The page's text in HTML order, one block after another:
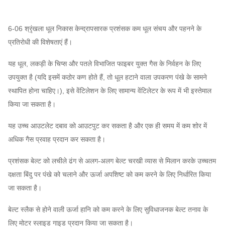
6-06 श्रृंखला धूल निकास केन्द्रापसारक प्रशंसक कम धूल संचय और पहनने के
प्रतिरोधी की विशेषताएं हैं।
यह धूल, लकड़ी के चिप्स और पतले विभाजित फाइबर युक्त गैस के निर्वहन के लिए
उपयुक्त है (यदि इसमें कठोर कण होते हैं, तो धूल हटाने वाला उपकरण पंखे के सामने
स्थापित होना चाहिए।), इसे वेंटिलेशन के लिए सामान्य वेंटिलेटर के रूप में भी इस्तेमाल
किया जा सकता है।
यह उच्च आउटलेट दबाव को आउटपुट कर सकता है और एक ही समय में कम शोर में
अधिक गैस प्रवाह प्रदान कर सकता है।
प्रशंसक बेल्ट को लचीले ढंग से अलग-अलग बेल्ट चरखी व्यास से मिलान करके उच्चतम
दक्षता बिंदु पर पंखे को चलाने और ऊर्जा अपशिष्ट को कम करने के लिए निर्धारित किया
जा सकता है।
बेल्ट स्लैक से होने वाली ऊर्जा हानि को कम करने के लिए सुविधाजनक बेल्ट तनाव के
लिए मोटर स्लाइड गाइड प्रदान किया जा सकता है।